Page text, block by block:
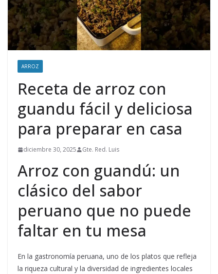
ARROZ
Receta de arroz con
guandu fácil y deliciosa
para preparar en casa
diciembre 30, 2025 Gte. Red. Luis
Arroz con guandú: un
clásico del sabor
peruano que no puede
faltar en tu mesa
En la gastronomía peruana, uno de los platos que refleja
la riqueza cultural y la diversidad de ingredientes locales